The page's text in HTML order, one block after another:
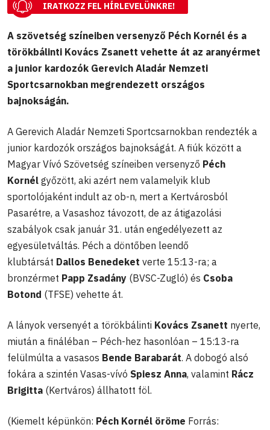
IRATKOZZ FEL HÍRLEVELÜNKRE!
A szövetség színeiben versenyző Péch Kornél és a
törökbálinti Kovács Zsanett vehette át az aranyérmet
a junior kardozók Gerevich Aladár Nemzeti
Sportcsarnokban megrendezett országos
bajnokságán.
A Gerevich Aladár Nemzeti Sportcsarnokban rendezték a
junior kardozók országos bajnokságát. A fiúk között a
Magyar Vívó Szövetség színeiben versenyző Péch
Kornél győzött, aki azért nem valamelyik klub
sportolójaként indult az ob-n, mert a Kertvárosból
Pasarétre, a Vasashoz távozott, de az átigazolási
szabályok csak január 31. után engedélyezett az
egyesületváltás. Péch a döntőben leendő
klubtársát Dallos Benedeket verte 15:13-ra; a
bronzérmet Papp Zsadány (BVSC-Zugló) és Csoba
Botond (TFSE) vehette át.
A lányok versenyét a törökbálinti Kovács Zsanett nyerte,
miután a fináléban – Péch-hez hasonlóan – 15:13-ra
felülmúlta a vasasos Bende Barabarát. A dobogó alsó
fokára a szintén Vasas-vívó Spiesz Anna, valamint Rácz
Brigitta (Kertváros) állhatott föl.
(Kiemelt képünkön: Péch Kornél öröme Forrás: